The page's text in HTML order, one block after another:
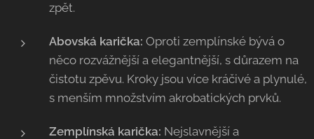
zpět.
Abovská karička: Oproti zemplínské bývá o
něco rozvážnější a elegantnější, s důrazem na
čistotu zpěvu. Kroky jsou více kráčivé a plynulé,
s menším množstvím akrobatických prvků.
Zemplínská karička: Nejslavnější a